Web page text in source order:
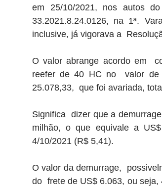
em 25/10/2021, nos autos
33.2021.8.24.0126, na 1ª.
inclusive, já vigorava a
O valor abrange acordo em
reefer de 40 HC no  valor de
25.078,33,  que foi avariada,
Significa  dizer que a
milhão, o que equivale a
4/10/2021 (R$ 5,41).
O valor da demurrage,
do  frete de US$ 6.063, ou